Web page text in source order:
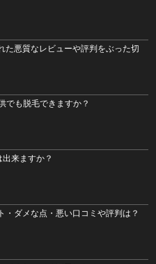
た悪質なレビューや評判をぶった切
でも脱毛できますか？
来ますか？
・ダメな点・悪い口コミや評判は？